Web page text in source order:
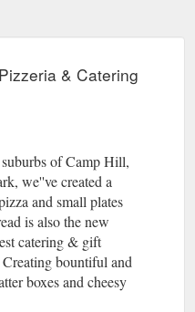
& Catering
of Camp Hill,
we''ve created a
and small plates
is also the new
catering & gift
bountiful and
boxes and cheesy